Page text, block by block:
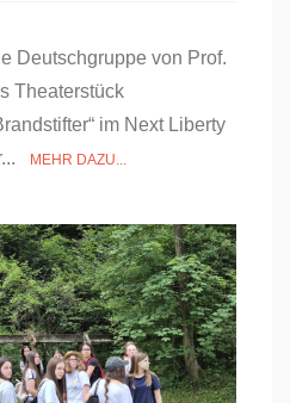
Deutschgruppe von Prof.
Theaterstück
im Next Liberty
MEHR DAZU...